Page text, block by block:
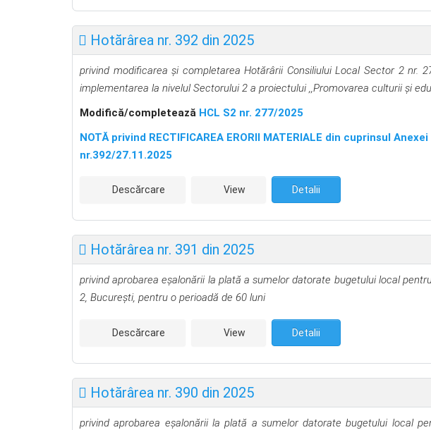
Hotărârea nr. 392 din 2025
privind modificarea şi completarea Hotărârii Consiliului Local Sector 2 nr.
implementarea la nivelul Sectorului 2 a proiectului ,,Promovarea culturiiși
Modifică/completează HCL S2 nr. 277/2025
NOTĂ privind RECTIFICAREA ERORII MATERIALE din cuprinsul
nr.392/27.11.2025
Descărcare View Detalii
Hotărârea nr. 391 din 2025
privind aprobarea eşalonării la plată a sumelor datorate bugetului local
2, Bucureşti, pentru o perioadă de 60 luni
Descărcare View Detalii
Hotărârea nr. 390 din 2025
privind aprobarea eşalonării la plată a sumelor datorate bugetului local